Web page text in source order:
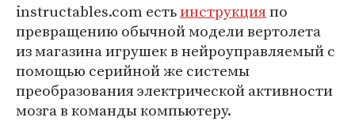
instructables.com естьинструкцияпо
превращению обычной модели вертолета
из магазина игрушек в нейроуправляемый с
помощью серийной же системы
преобразования электрической активности
мозга в команды компьютеру.